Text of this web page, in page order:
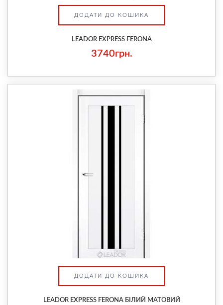
ДОДАТИ ДО КОШИКА
LEADOR EXPRESS FERONA
3740грн.
ДОДАТИ ДО КОШИКА
LEADOR EXPRESS FERONA БІЛИЙ МАТОВИЙ